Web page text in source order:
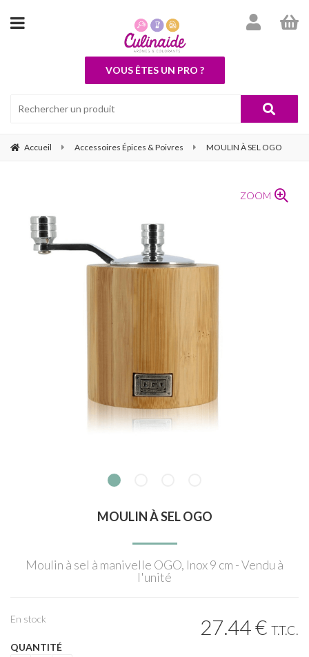
VOUS ÊTES UN PRO ?
Accueil Accessoires Épices & Poivres MOULIN À SEL OGO
ZOOM
MOULIN À SEL OGO
Moulin à sel à manivelle OGO, Inox 9 cm - Vendu à
l'unité
27.44€ T.T.C.
En stock
QUANTITÉ